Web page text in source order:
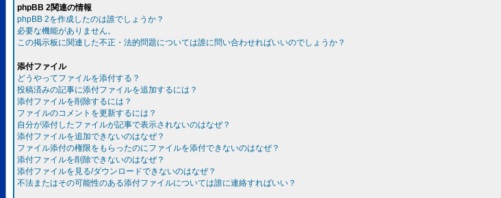
phpBB 2関連の情報
phpBB 2を作成したのは誰でしょうか？
必要な機能がありません。
この掲示板に関連した不正・法的問題については誰に問い合わせればいいのでしょうか？
添付ファイル
どうやってファイルを添付する？
投稿済みの記事に添付ファイルを追加するには？
添付ファイルを削除するには？
ファイルのコメントを更新するには？
自分が添付したファイルが記事で表示されないのはなぜ？
添付ファイルを追加できないのはなぜ？
ファイル添付の権限をもらったのにファイルを添付できないのはなぜ？
添付ファイルを削除できないのはなぜ？
添付ファイルを見る/ダウンロードできないのはなぜ？
不法またはその可能性のある添付ファイルについては誰に連絡すればいい？